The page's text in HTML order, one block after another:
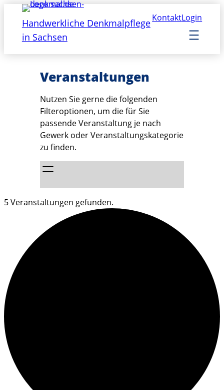
KontaktLogin
Handwerkliche Denkmalpflege
in Sachsen
Veranstaltungen
Nutzen Sie gerne die folgenden
Filteroptionen, um die für Sie
passende Veranstaltung je nach
Gewerk oder Veranstaltungskategorie
zu finden.
5 Veranstaltungen gefunden.